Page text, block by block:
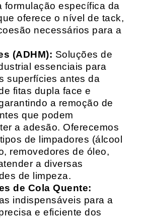
formulação específica da
oferece o nível de tack,
necessários para a
(ADHM): Soluções de
essenciais para
superfícies antes da
fitas dupla face e
a remoção de
que podem
a adesão. Oferecemos
de limpadores (álcool
removedores de óleo,
a diversas
de limpeza.
de Cola Quente:
indispensáveis para a
e eficiente dos